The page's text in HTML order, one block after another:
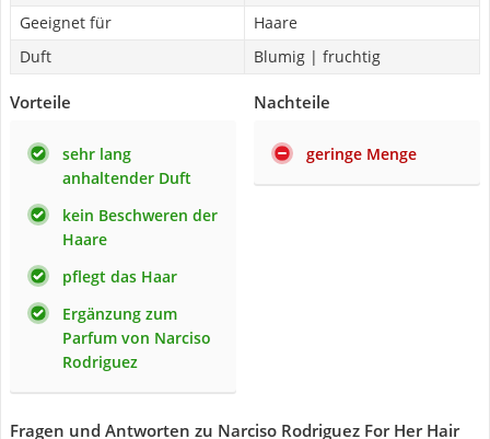
Geeignet für
Haare
Duft
Blumig | fruchtig
Vorteile
sehr lang
anhaltender Duft
kein Beschweren der
Haare
pflegt das Haar
Ergänzung zum
Parfum von Narciso
Rodriguez
Nachteile
geringe Menge
Fragen und Antworten zu Narciso Rodriguez For Her Hair